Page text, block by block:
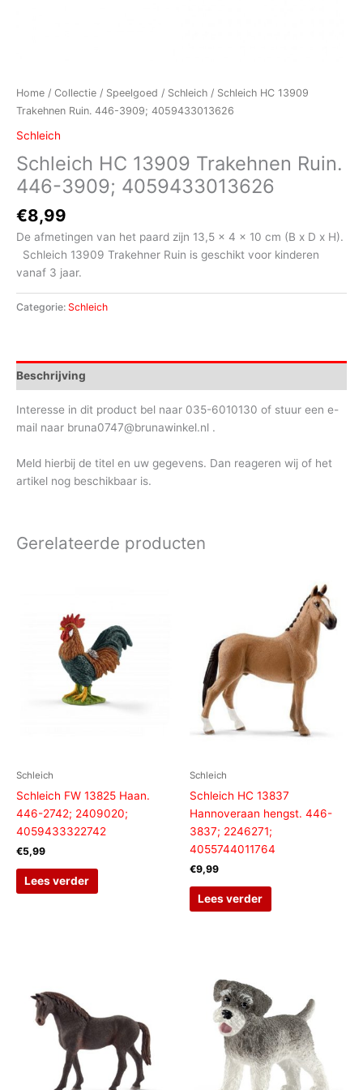
Home / Collectie / Speelgoed / Schleich / Schleich HC 13909
Trakehnen Ruin. 446-3909; 4059433013626
Schleich
Schleich HC 13909 Trakehnen Ruin.
446-3909; 4059433013626
€8,99
De afmetingen van het paard zijn 13,5 x 4 x 10 cm (B x D x H).
Schleich 13909 Trakehner Ruin is geschikt voor kinderen
vanaf 3 jaar.
Categorie: Schleich
Beschrijving
Interesse in dit product bel naar 035-6010130 of stuur een e-
mail naar bruna0747@brunawinkel.nl .
Meld hierbij de titel en uw gegevens. Dan reageren wij of het
artikel nog beschikbaar is.
Gerelateerde producten
Schleich
Schleich FW 13825 Haan.
446-2742; 2409020;
4059433322742
€5,99
Lees verder
Schleich
Schleich HC 13837
Hannoveraan hengst. 446-
3837; 2246271;
4055744011764
€9,99
Lees verder